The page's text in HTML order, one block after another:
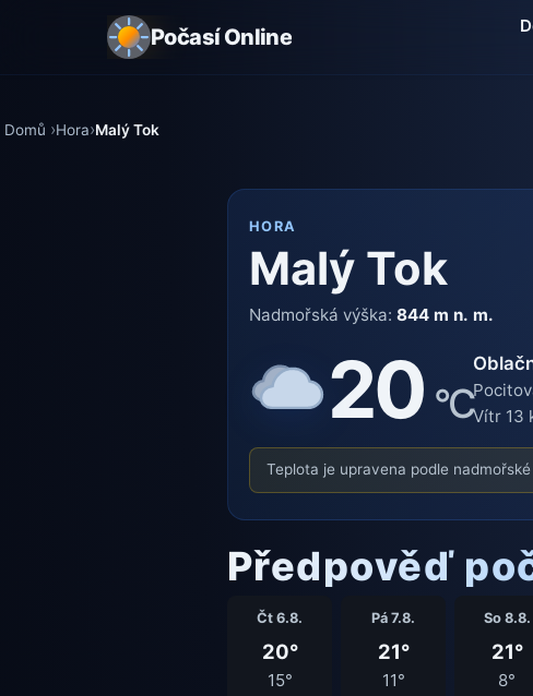
Počasí Online
Domů Hora Malý Tok
HORA
Malý Tok
Nadmořská výška:844 m n. m.
20 °CVítr 13
Teplota je upravena podle
Předpověď
Čt 6.8.
20°
15°
Pá 7.8.
21°
11°
So 8.8.
21°
8°